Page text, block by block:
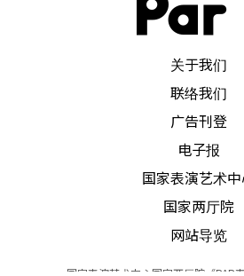
关于我们
联络我们
广告刊登
电子报
国家表演艺术
国家两厅院
网站导览
国家表演艺术中心国家两厅院《PAR